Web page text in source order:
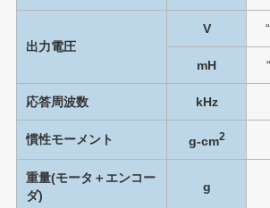
出力電圧
V
mH
応答周波数 kHz
慣性モーメント g-cm2
重量(モータ＋エンコー
ダ)
g